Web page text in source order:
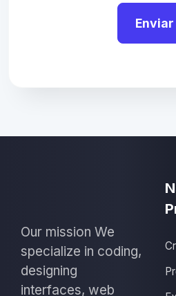
Enviar
Our mission We
specialize in coding,
designing
interfaces, web